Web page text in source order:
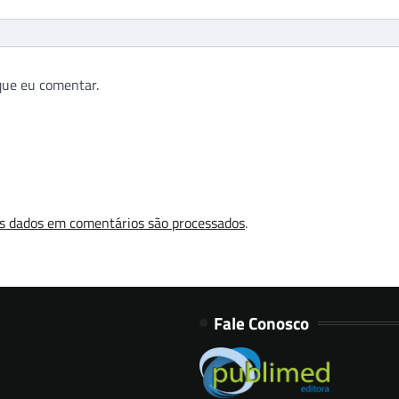
eu comentar.
dados em comentários são processados.
Fale Conosco